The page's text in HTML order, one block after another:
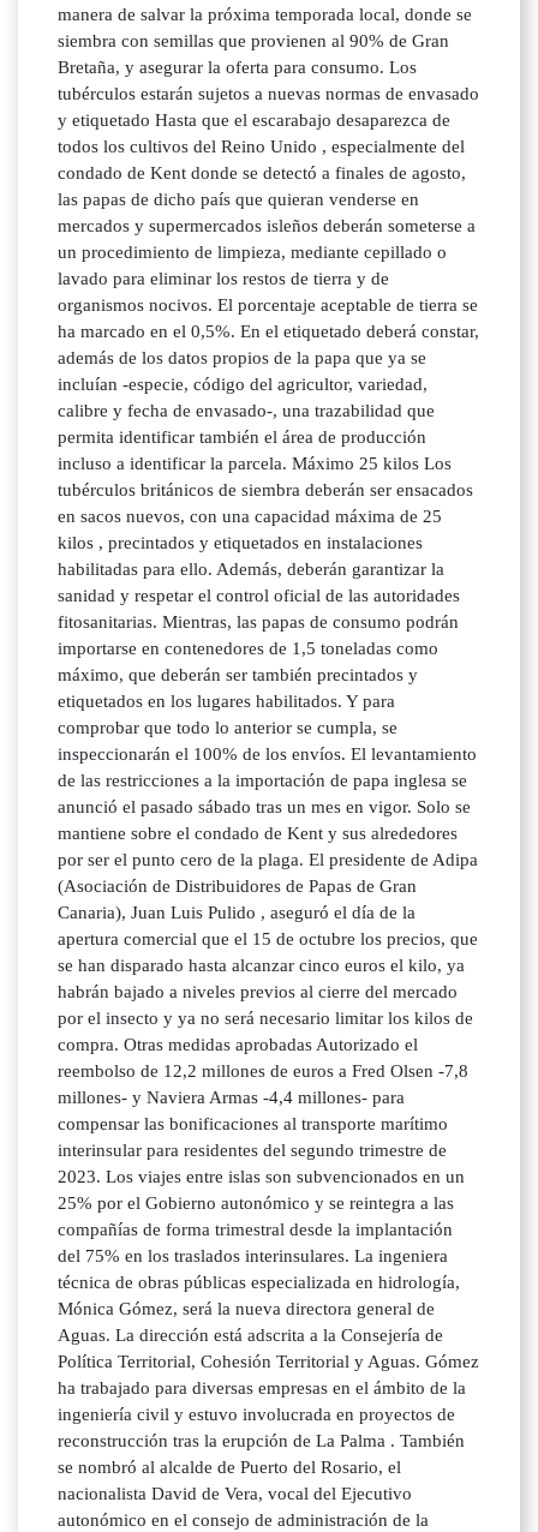
manera de salvar la próxima temporada local, donde se
siembra con semillas que provienen al 90% de Gran
Bretaña, y asegurar la oferta para consumo. Los
tubérculos estarán sujetos a nuevas normas de envasado
y etiquetado Hasta que el escarabajo desaparezca de
todos los cultivos del Reino Unido , especialmente del
condado de Kent donde se detectó a finales de agosto,
las papas de dicho país que quieran venderse en
mercados y supermercados isleños deberán someterse a
un procedimiento de limpieza, mediante cepillado o
lavado para eliminar los restos de tierra y de
organismos nocivos. El porcentaje aceptable de tierra se
ha marcado en el 0,5%. En el etiquetado deberá constar,
además de los datos propios de la papa que ya se
incluían -especie, código del agricultor, variedad,
calibre y fecha de envasado-, una trazabilidad que
permita identificar también el área de producción
incluso a identificar la parcela. Máximo 25 kilos Los
tubérculos británicos de siembra deberán ser ensacados
en sacos nuevos, con una capacidad máxima de 25
kilos , precintados y etiquetados en instalaciones
habilitadas para ello. Además, deberán garantizar la
sanidad y respetar el control oficial de las autoridades
fitosanitarias. Mientras, las papas de consumo podrán
importarse en contenedores de 1,5 toneladas como
máximo, que deberán ser también precintados y
etiquetados en los lugares habilitados. Y para
comprobar que todo lo anterior se cumpla, se
inspeccionarán el 100% de los envíos. El levantamiento
de las restricciones a la importación de papa inglesa se
anunció el pasado sábado tras un mes en vigor. Solo se
mantiene sobre el condado de Kent y sus alrededores
por ser el punto cero de la plaga. El presidente de Adipa
(Asociación de Distribuidores de Papas de Gran
Canaria), Juan Luis Pulido , aseguró el día de la
apertura comercial que el 15 de octubre los precios, que
se han disparado hasta alcanzar cinco euros el kilo, ya
habrán bajado a niveles previos al cierre del mercado
por el insecto y ya no será necesario limitar los kilos de
compra. Otras medidas aprobadas Autorizado el
reembolso de 12,2 millones de euros a Fred Olsen -7,8
millones- y Naviera Armas -4,4 millones- para
compensar las bonificaciones al transporte marítimo
interinsular para residentes del segundo trimestre de
2023. Los viajes entre islas son subvencionados en un
25% por el Gobierno autonómico y se reintegra a las
compañías de forma trimestral desde la implantación
del 75% en los traslados interinsulares. La ingeniera
técnica de obras públicas especializada en hidrología,
Mónica Gómez, será la nueva directora general de
Aguas. La dirección está adscrita a la Consejería de
Política Territorial, Cohesión Territorial y Aguas. Gómez
ha trabajado para diversas empresas en el ámbito de la
ingeniería civil y estuvo involucrada en proyectos de
reconstrucción tras la erupción de La Palma . También
se nombró al alcalde de Puerto del Rosario, el
nacionalista David de Vera, vocal del Ejecutivo
autonómico en el consejo de administración de la